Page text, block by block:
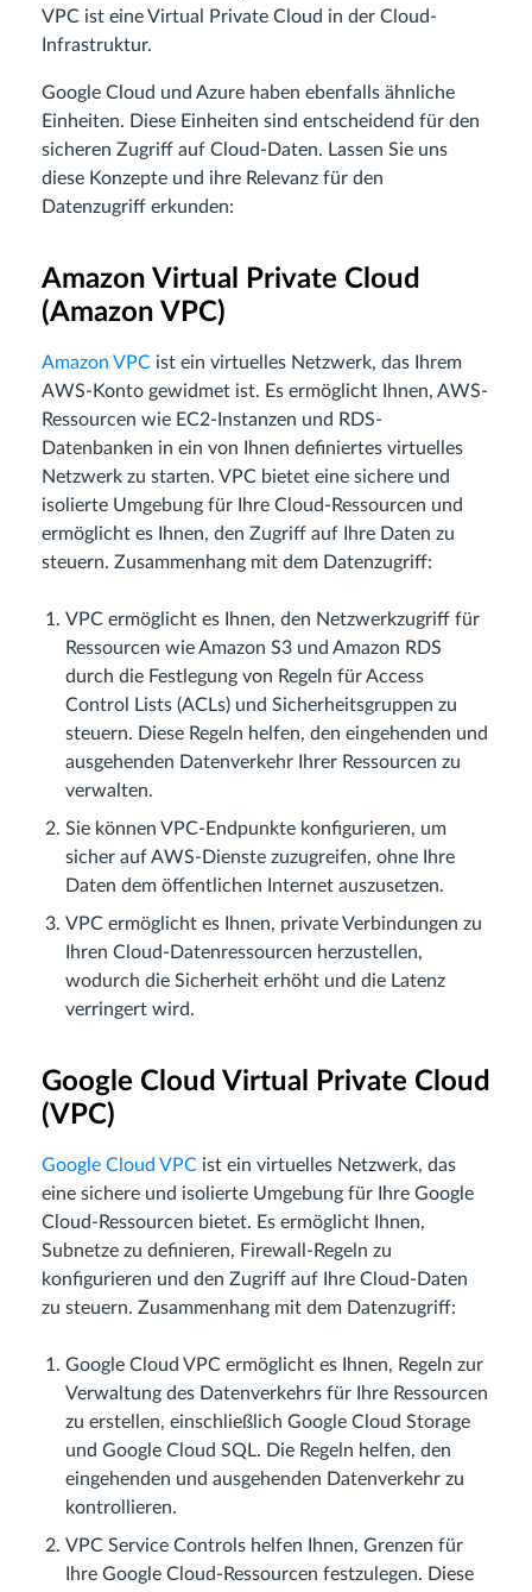
VPC ist eine Virtual Private Cloud in der Cloud-
Infrastruktur.
Google Cloud und Azure haben ebenfalls ähnliche
Einheiten. Diese Einheiten sind entscheidend für den
sicheren Zugriff auf Cloud-Daten. Lassen Sie uns
diese Konzepte und ihre Relevanz für den
Datenzugriff erkunden:
Amazon Virtual Private Cloud
(Amazon VPC)
Amazon VPC ist ein virtuelles Netzwerk, das Ihrem
AWS-Konto gewidmet ist. Es ermöglicht Ihnen, AWS-
Ressourcen wie EC2-Instanzen und RDS-
Datenbanken in ein von Ihnen definiertes virtuelles
Netzwerk zu starten. VPC bietet eine sichere und
isolierte Umgebung für Ihre Cloud-Ressourcen und
ermöglicht es Ihnen, den Zugriff auf Ihre Daten zu
steuern. Zusammenhang mit dem Datenzugriff:
VPC ermöglicht es Ihnen, den Netzwerkzugriff für
Ressourcen wie Amazon S3 und Amazon RDS
durch die Festlegung von Regeln für Access
Control Lists (ACLs) und Sicherheitsgruppen zu
steuern. Diese Regeln helfen, den eingehenden und
ausgehenden Datenverkehr Ihrer Ressourcen zu
verwalten.
Sie können VPC-Endpunkte konfigurieren, um
sicher auf AWS-Dienste zuzugreifen, ohne Ihre
Daten dem öffentlichen Internet auszusetzen.
VPC ermöglicht es Ihnen, private Verbindungen zu
Ihren Cloud-Datenressourcen herzustellen,
wodurch die Sicherheit erhöht und die Latenz
verringert wird.
Google Cloud Virtual Private Cloud
(VPC)
Google Cloud VPC ist ein virtuelles Netzwerk, das
eine sichere und isolierte Umgebung für Ihre Google
Cloud-Ressourcen bietet. Es ermöglicht Ihnen,
Subnetze zu definieren, Firewall-Regeln zu
konfigurieren und den Zugriff auf Ihre Cloud-Daten
zu steuern. Zusammenhang mit dem Datenzugriff:
Google Cloud VPC ermöglicht es Ihnen, Regeln zur
Verwaltung des Datenverkehrs für Ihre Ressourcen
zu erstellen, einschließlich Google Cloud Storage
und Google Cloud SQL. Die Regeln helfen, den
eingehenden und ausgehenden Datenverkehr zu
kontrollieren.
VPC Service Controls helfen Ihnen, Grenzen für
Ihre Google Cloud-Ressourcen festzulegen. Diese